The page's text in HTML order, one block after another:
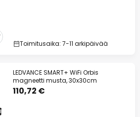
Toimitusaika: 7-11 arkipäivää
LEDVANCE SMART+ WiFi Orbis
magneetti musta, 30x30cm
110,72 €